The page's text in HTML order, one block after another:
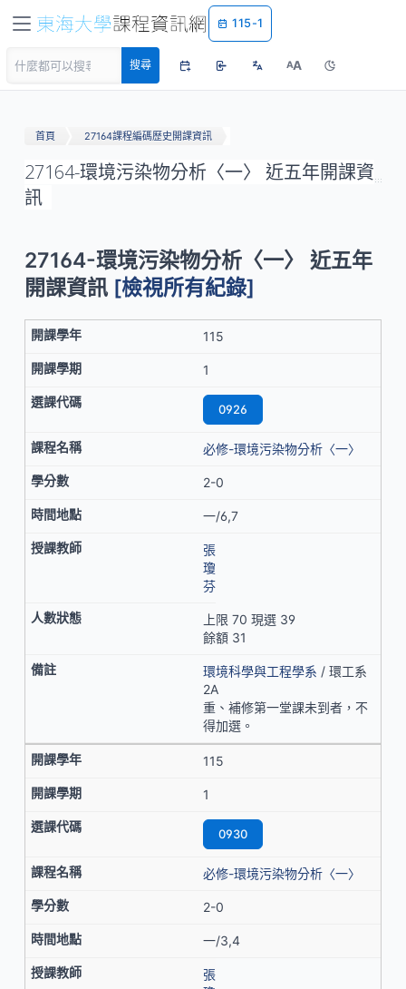
115-1
搜尋 AA
首頁 27164課程編碼歷史開課資訊
27164-環境污染物分析〈一〉 近五年開課資
訊
27164-環境污染物分析〈一〉 近五年
開課資訊 [檢視所有紀錄]
115
1
0926
必修-環境污染物分析〈一〉
2-0
一/6,7
張
瓊
芬
上限 70 現選 39
餘額 31
環境科學與工程學系 / 環工系
2A
重、補修第一堂課未到者，不
得加選。
115
1
0930
必修-環境污染物分析〈一〉
2-0
一/3,4
張